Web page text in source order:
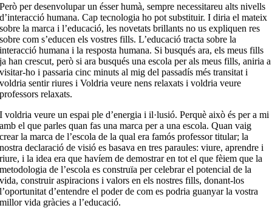
Però per desenvolupar un ésser humà, sempre necessitareu alts nivells
d’interacció humana. Cap tecnologia ho pot substituir. I diria el mateix
sobre la marca i l’educació, les novetats brillants no us expliquen res
sobre com s’educen els vostres fills. L’educació tracta sobre la
interacció humana i la resposta humana. Si busqués ara, els meus fills
ja han crescut, però si ara busqués una escola per als meus fills, aniria a
visitar-ho i passaria cinc minuts al mig del passadís més transitat i
voldria sentir riures i Voldria veure nens relaxats i voldria veure
professors relaxats.
I voldria veure un espai ple d’energia i il·lusió. Perquè això és per a mi
amb el que parles quan fas una marca per a una escola. Quan vaig
crear la marca de l’escola de la qual era famós professor titular; la
nostra declaració de visió es basava en tres paraules: viure, aprendre i
riure, i la idea era que havíem de demostrar en tot el que fèiem que la
metodologia de l’escola es construïa per celebrar el potencial de la
vida, construir aspiracions i valors en els nostres fills, donant-los
l’oportunitat d’entendre el poder de com es podria guanyar la vostra
millor vida gràcies a l’educació.